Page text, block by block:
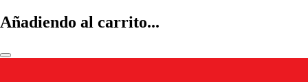
Añadiendo al carrito...